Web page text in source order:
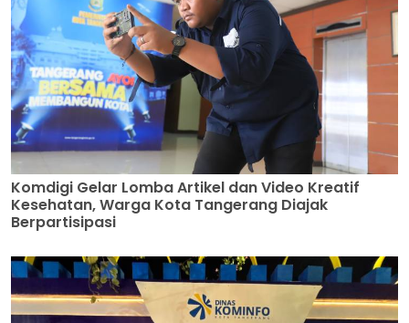
Komdigi Gelar Lomba Artikel dan Video Kreatif
Kesehatan, Warga Kota Tangerang Diajak
Berpartisipasi